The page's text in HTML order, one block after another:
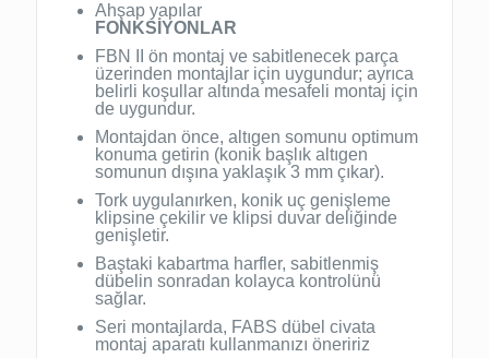
Ahşap yapılar
FONKSİYONLAR
FBN II ön montaj ve sabitlenecek parça
üzerinden montajlar için uygundur; ayrıca
belirli koşullar altında mesafeli montaj için
de uygundur.
Montajdan önce, altıgen somunu optimum
konuma getirin (konik başlık altıgen
somunun dışına yaklaşık 3 mm çıkar).
Tork uygulanırken, konik uç genişleme
klipsine çekilir ve klipsi duvar deliğinde
genişletir.
Baştaki kabartma harfler, sabitlenmiş
dübelin sonradan kolayca kontrolünü
sağlar.
Seri montajlarda, FABS dübel civata
montaj aparatı kullanmanızı öneririz